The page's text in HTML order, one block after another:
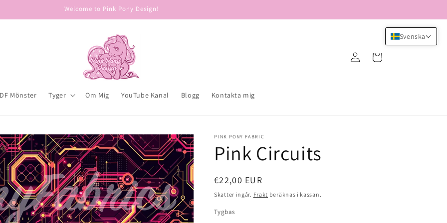
Welcome to Pink Pony Design!
Mönster Tyger Om Mig YouTube Kanal Blogg Kontakta mig
in
Varukorg
PINK PONY FABRIC
Pink Circuits
Ordinarie
pris
€22,00 EUR
Skatter ingår. Frakt beräknas i kassan.
Tygbas
Svenska